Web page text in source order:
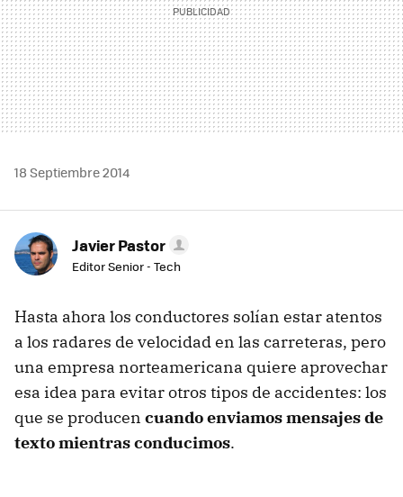
18 Septiembre 2014
Javier Pastor
Editor Senior - Tech
Hasta ahora los conductores solían estar atentos
a los radares de velocidad en las carreteras, pero
una empresa norteamericana quiere aprovechar
esa idea para evitar otros tipos de accidentes: los
que se producen cuando enviamos mensajes de
texto mientras conducimos.